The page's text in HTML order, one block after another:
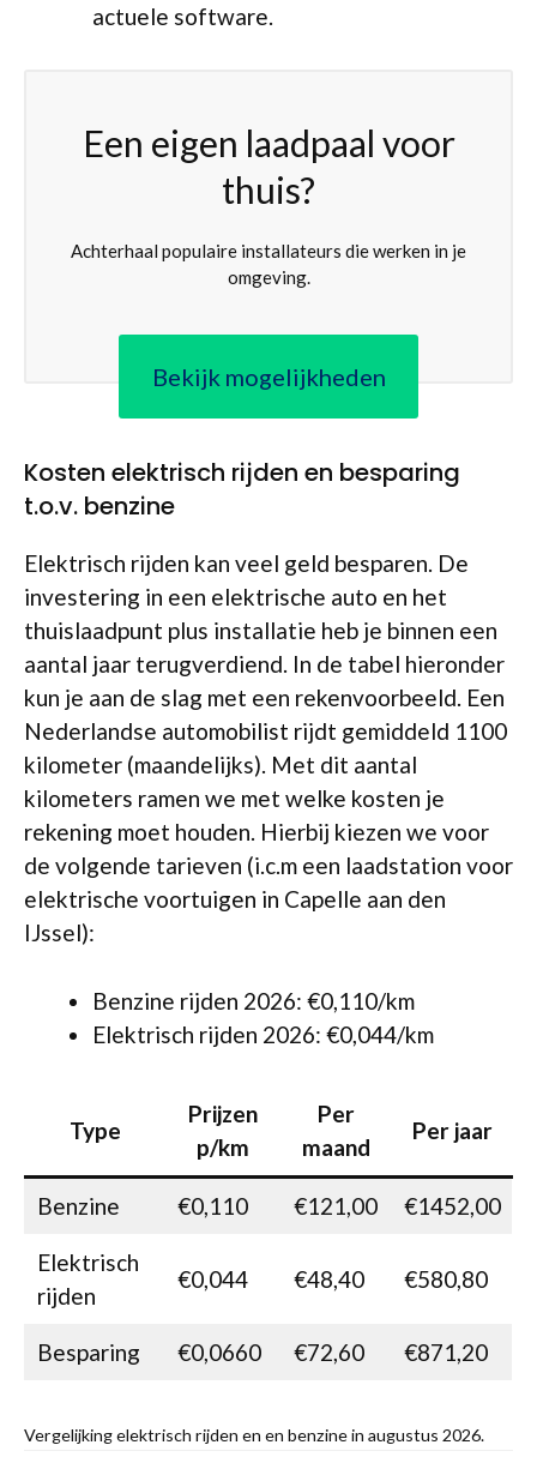
actuele software.
Een eigen laadpaal voor
thuis?
Achterhaal populaire installateurs die werken in je
omgeving.
Bekijk mogelijkheden
Kosten elektrisch rijden en besparing
t.o.v. benzine
Elektrisch rijden kan veel geld besparen. De
investering in een elektrische auto en het
thuislaadpunt plus installatie heb je binnen een
aantal jaar terugverdiend. In de tabel hieronder
kun je aan de slag met een rekenvoorbeeld. Een
Nederlandse automobilist rijdt gemiddeld 1100
kilometer (maandelijks). Met dit aantal
kilometers ramen we met welke kosten je
rekening moet houden. Hierbij kiezen we voor
de volgende tarieven (i.c.m een laadstation voor
elektrische voortuigen in Capelle aan den
IJssel):
Benzine rijden 2026: €0,110/km
Elektrisch rijden 2026: €0,044/km
Type
Prijzen
p/km
Per
maand
Per jaar
Benzine €0,110 €121,00 €1452,00
Elektrisch
rijden
€0,044 €48,40 €580,80
Besparing €0,0660 €72,60 €871,20
Vergelijking elektrisch rijden en en benzine in augustus 2026.